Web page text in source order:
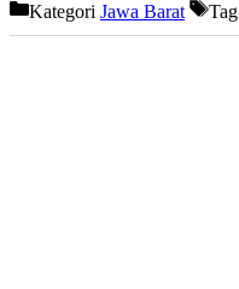
Kategori Jawa Barat Tag